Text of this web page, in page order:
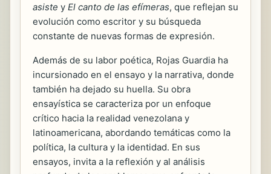
asiste y El canto de las efímeras, que reflejan su
evolución como escritor y su búsqueda
constante de nuevas formas de expresión.
Además de su labor poética, Rojas Guardia ha
incursionado en el ensayo y la narrativa, donde
también ha dejado su huella. Su obra
ensayística se caracteriza por un enfoque
crítico hacia la realidad venezolana y
latinoamericana, abordando temáticas como la
política, la cultura y la identidad. En sus
ensayos, invita a la reflexión y al análisis